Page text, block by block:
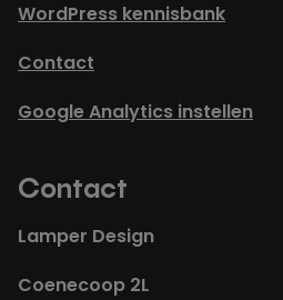
WordPress kennisbank
Contact
Google Analytics instellen
Contact
Lamper Design
Coenecoop 2L